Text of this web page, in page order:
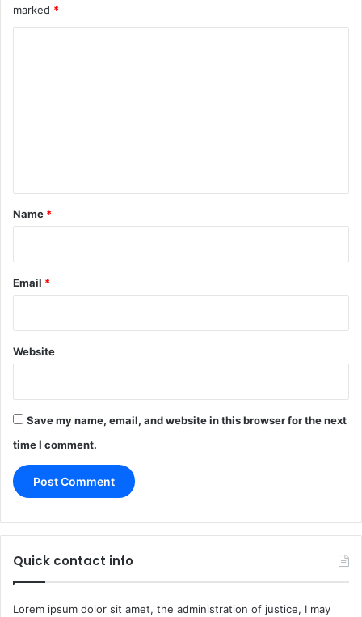
marked *
*
Name *
Email *
Website
Save my name, email, and website in this browser for the next
time I comment.
Quick contact info
Lorem ipsum dolor sit amet, the administration of justice, I may